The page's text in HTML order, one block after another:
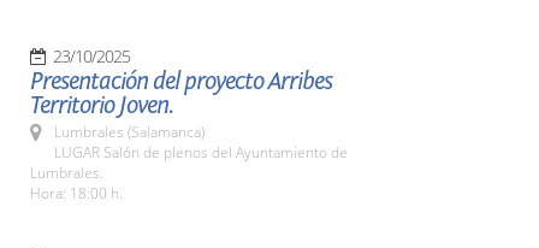
23/10/2025
Presentación del proyecto Arribes
Territorio Joven.
Lumbrales (Salamanca)
LUGAR Salón de plenos del Ayuntamiento de
Lumbrales.
Hora: 18:00 h.